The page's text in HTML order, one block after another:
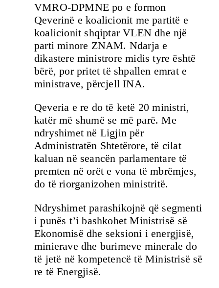
VMRO-DPMNE po e formon
Qeverinë e koalicionit me partitë e
koalicionit shqiptar VLEN dhe një
parti minore ZNAM. Ndarja e
dikastere ministrore midis tyre është
bërë, por pritet të shpallen emrat e
ministrave, përcjell INA.
Qeveria e re do të ketë 20 ministri,
katër më shumë se më parë. Me
ndryshimet në Ligjin për
Administratën Shtetërore, të cilat
kaluan në seancën parlamentare të
premten në orët e vona të mbrëmjes,
do të riorganizohen ministritë.
Ndryshimet parashikojnë që segmenti
i punës t’i bashkohet Ministrisë së
Ekonomisë dhe seksioni i energjisë,
minierave dhe burimeve minerale do
të jetë në kompetencë të Ministrisë së
re të Energjisë.